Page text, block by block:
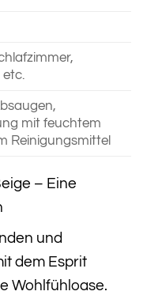
etc.
mit feuchtem
Reinigungsmittel
– Eine
und
dem Esprit
Wohlfühloase.